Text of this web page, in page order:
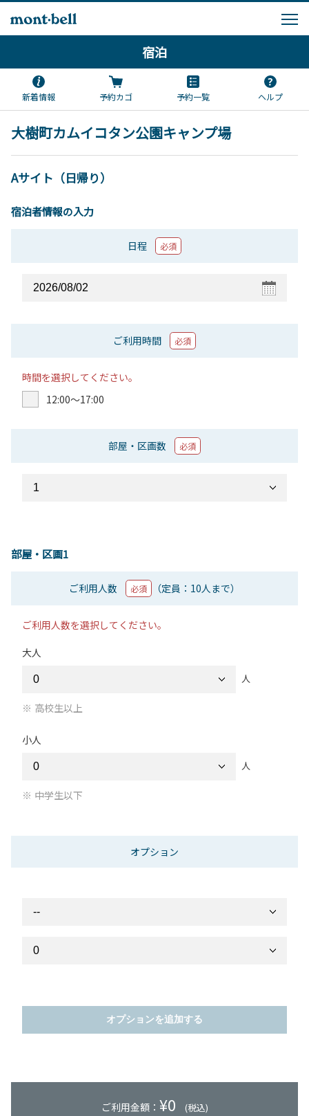
宿泊
新着情報 予約カゴ 予約一覧 ヘルプ
大樹町カムイコタン公園キャンプ場
Aサイト（日帰り）
宿泊者情報の入力
日程 必須
ご利用時間 必須
時間を選択してください。
12:00〜17:00
部屋・区画数 必須
部屋・区画1
ご利用人数 必須 （定員：10人まで）
ご利用人数を選択してください。
大人
人
高校生以上
小人
人
中学生以下
オプション
オプションを追加する
ご利用金額： ¥0 (税込)